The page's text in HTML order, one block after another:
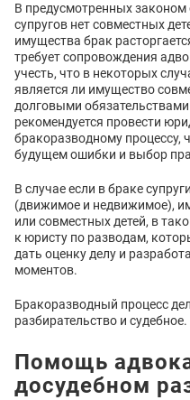
В предусмотренных законом
супругов нет совместных
имущества брак
требует сопровождения
учесть, что в некоторых
является ли имущество
долговыми обязательствами
рекомендуется провести
бракоразводному процессу,
будущем ошибки и выбор
В случае если в браке
(движимое и недвижимое),
или совместных детей, в
к юристу по разводам,
дать оценку делу и
моментов.
Бракоразводный процесс
разбирательство и судебное.
Помощь
досудебном